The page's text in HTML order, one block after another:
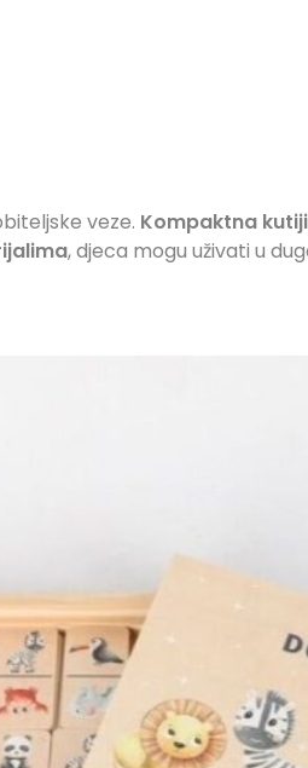
veze. Kompaktna
, djeca mogu uživati u